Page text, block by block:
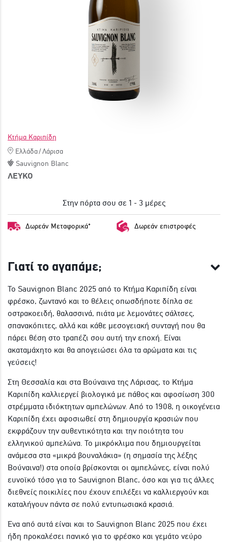
Κτήμα Καριπίδη
Ελλάδα/Λάρισα
Sauvignon Blanc
ΛΕΥΚΟ
Στην πόρτα σου σε 1 - 3 μέρες
Δωρεάν Μεταφορικά* Δωρεάν επιστροφές
Γιατί το αγαπάμε;
Το Sauvignon Blanc 2025 από το Κτήμα Καριπίδη είναι
φρέσκο, ζωντανό και το θέλεις οπωσδήποτε δίπλα σε
οστρακοειδή, θαλασσινά, πιάτα με λεμονάτες σάλτσες,
σπανακόπιτες, αλλά και κάθε μεσογειακή συνταγή που θα
πάρει θέση στο τραπέζι σου αυτή την εποχή. Είναι
ακαταμάχητο και θα απογειώσει όλα τα αρώματα και τις
γεύσεις!
Στη Θεσσαλία και στα Βούναινα της Λάρισας, το Κτήμα
Καριπίδη καλλιεργεί βιολογικά με πάθος και αφοσίωση 300
στρέμματα ιδιόκτητων αμπελώνων. Από το 1908, η οικογένεια
Καριπίδη έχει αφοσιωθεί στη δημιουργία κρασιών που
εκφράζουν την αυθεντικότητα και την ποιότητα του
ελληνικού αμπελώνα. Το μικρόκλιμα που δημιουργείται
ανάμεσα στα «μικρά βουναλάκια» (η σημασία της λέξης
Βούναινα!) στα οποία βρίσκονται οι αμπελώνες, είναι πολύ
ευνοϊκό τόσο για το Sauvignon Blanc, όσο και για τις άλλες
διεθνείς ποικιλίες που έχουν επιλέξει να καλλιεργούν και
καταλήγουν πάντα σε πολύ εντυπωσιακά κρασιά.
Ένα από αυτά είναι και το Sauvignon Blanc 2025 που έχει
ήδη προκαλέσει πανικό για το φρέσκο και γεμάτο νεύρο